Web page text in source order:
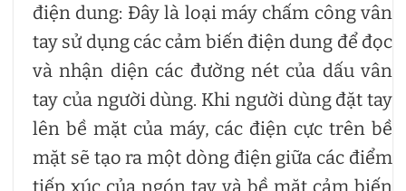
điện dung: Đây là loại máy chấm công vân
tay sử dụng các cảm biến điện dung để đọc
và nhận diện các đường nét của dấu vân
tay của người dùng. Khi người dùng đặt tay
lên bề mặt của máy, các điện cực trên bề
mặt sẽ tạo ra một dòng điện giữa các điểm
tiếp xúc của ngón tay và bề mặt cảm biến